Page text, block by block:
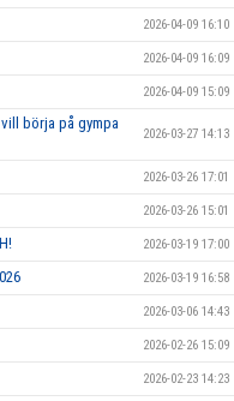
2026-04-09 16:10
2026-04-09 16:09
2026-04-09 15:09
börja på gympa
2026-03-27 14:13
2026-03-26 17:01
2026-03-26 15:01
2026-03-19 17:00
2026-03-19 16:58
2026-03-06 14:43
2026-02-26 15:09
2026-02-23 14:23